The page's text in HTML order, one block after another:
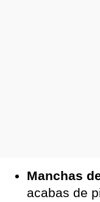
Manchas
acabas de